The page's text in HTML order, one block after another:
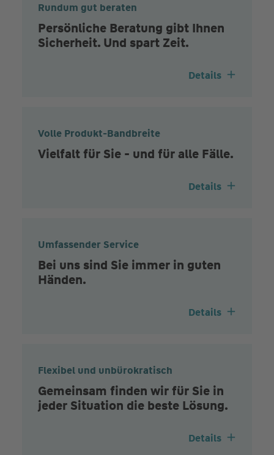
Rundum gut beraten
Persönliche Beratung gibt Ihnen
Sicherheit. Und spart Zeit.
Details
Volle Produkt-Bandbreite
Vielfalt für Sie - und für alle Fälle.
Details
Umfassender Service
Bei uns sind Sie immer in guten
Händen.
Details
Flexibel und unbürokratisch
Gemeinsam finden wir für Sie in
jeder Situation die beste Lösung.
Details